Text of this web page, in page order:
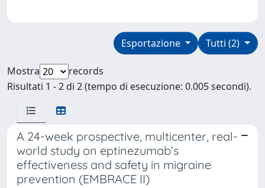
Tutti (2)
Esportazione
Mostra
records
Risultati 1 - 2 di 2 (tempo di esecuzione: 0.005 secondi).
A 24-week prospective, multicenter, real-
world study on eptinezumab’s
effectiveness and safety in migraine
prevention (EMBRACE II)